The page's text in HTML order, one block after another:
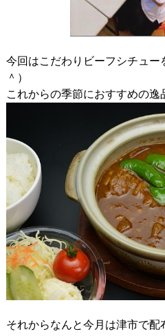
今回はこだわりビーフシチュー
＾）
これからの季節におすすめの逸
それからなんと今月は津市で配